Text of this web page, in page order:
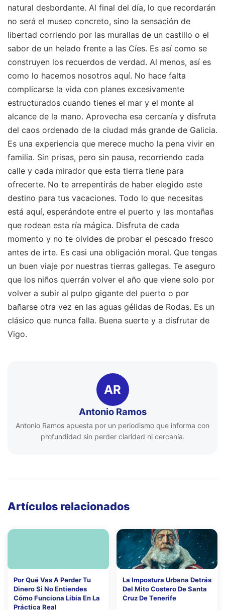
natural desbordante. Al final del día, lo que recordarán
no será el museo concreto, sino la sensación de
libertad corriendo por las murallas de un castillo o el
sabor de un helado frente a las Cíes. Es así como se
construyen los recuerdos de verdad. Al menos, así es
como lo hacemos nosotros aquí. No hace falta
complicarse la vida con planes excesivamente
estructurados cuando tienes el mar y el monte al
alcance de la mano. Aprovecha esa cercanía y disfruta
del caos ordenado de la ciudad más grande de Galicia.
Es una experiencia que merece mucho la pena vivir en
familia. Sin prisas, pero sin pausa, recorriendo cada
calle y cada mirador que esta tierra tiene para
ofrecerte. No te arrepentirás de haber elegido este
destino para tus vacaciones. Todo lo que necesitas
está aquí, esperándote entre el puerto y las montañas
que rodean esta ría mágica. Disfruta de cada
momento y no te olvides de probar el pescado fresco
antes de irte. Es casi una obligación moral. Que tengas
un buen viaje por nuestras tierras gallegas. Te aseguro
que los niños querrán volver el año que viene solo por
volver a subir al pulpo gigante del puerto o por
bañarse otra vez en las aguas gélidas de Rodas. Es un
clásico que nunca falla. Buena suerte y a disfrutar de
Vigo.
AR
Antonio Ramos
Antonio Ramos apuesta por un periodismo que informa con
profundidad sin perder claridad ni cercanía.
Artículos relacionados
Por Qué Vas A Perder Tu
Dinero Si No Entiendes
Cómo Funciona Libia En La
Práctica Real
La Impostura Urbana Detrás
Del Mito Costero De Santa
Cruz De Tenerife